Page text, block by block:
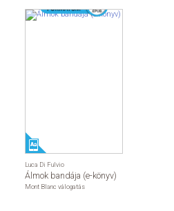
Luca Di Fulvio
Álmok bandája (e-könyv)
Mont Blanc válogatás